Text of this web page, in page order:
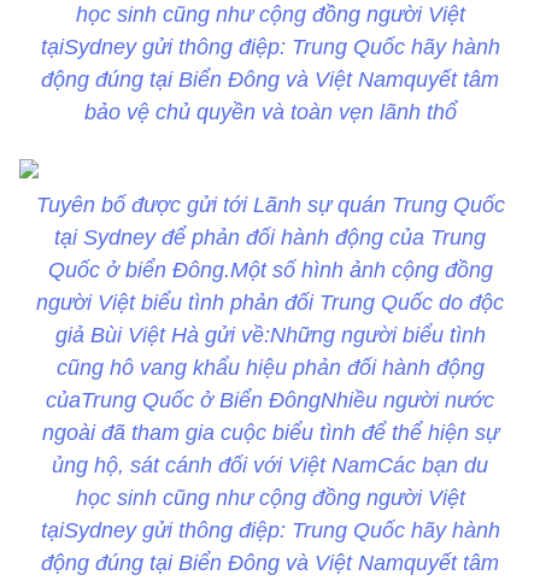
học sinh cũng như cộng đồng người Việt
tạiSydney gửi thông điệp: Trung Quốc hãy hành
động đúng tại Biển Đông và Việt Namquyết tâm
bảo vệ chủ quyền và toàn vẹn lãnh thổ
Tuyên bố được gửi tới Lãnh sự quán Trung Quốc
tại Sydney để phản đối hành động của Trung
Quốc ở biển Đông.Một số hình ảnh cộng đồng
người Việt biểu tình phản đối Trung Quốc do độc
giả Bùi Việt Hà gửi về:Những người biểu tình
cũng hô vang khẩu hiệu phản đối hành động
củaTrung Quốc ở Biển ĐôngNhiều người nước
ngoài đã tham gia cuộc biểu tình để thể hiện sự
ủng hộ, sát cánh đối với Việt NamCác bạn du
học sinh cũng như cộng đồng người Việt
tạiSydney gửi thông điệp: Trung Quốc hãy hành
động đúng tại Biển Đông và Việt Namquyết tâm